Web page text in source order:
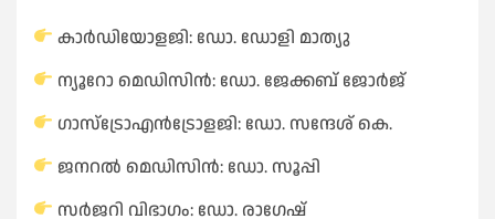
കാർഡിയോളജി: ഡോ. ഡോളി മാത്യു
ന്യൂറോ മെഡിസിൻ: ഡോ. ജേക്കബ് ജോർജ്
ഗാസ്ട്രോഎൻട്രോളജി: ഡോ. സന്ദേശ് കെ.
ജനറൽ മെഡിസിൻ: ഡോ. സൂപ്പി
സർജറി വിഭാഗം: ഡോ. രാഗേഷ്